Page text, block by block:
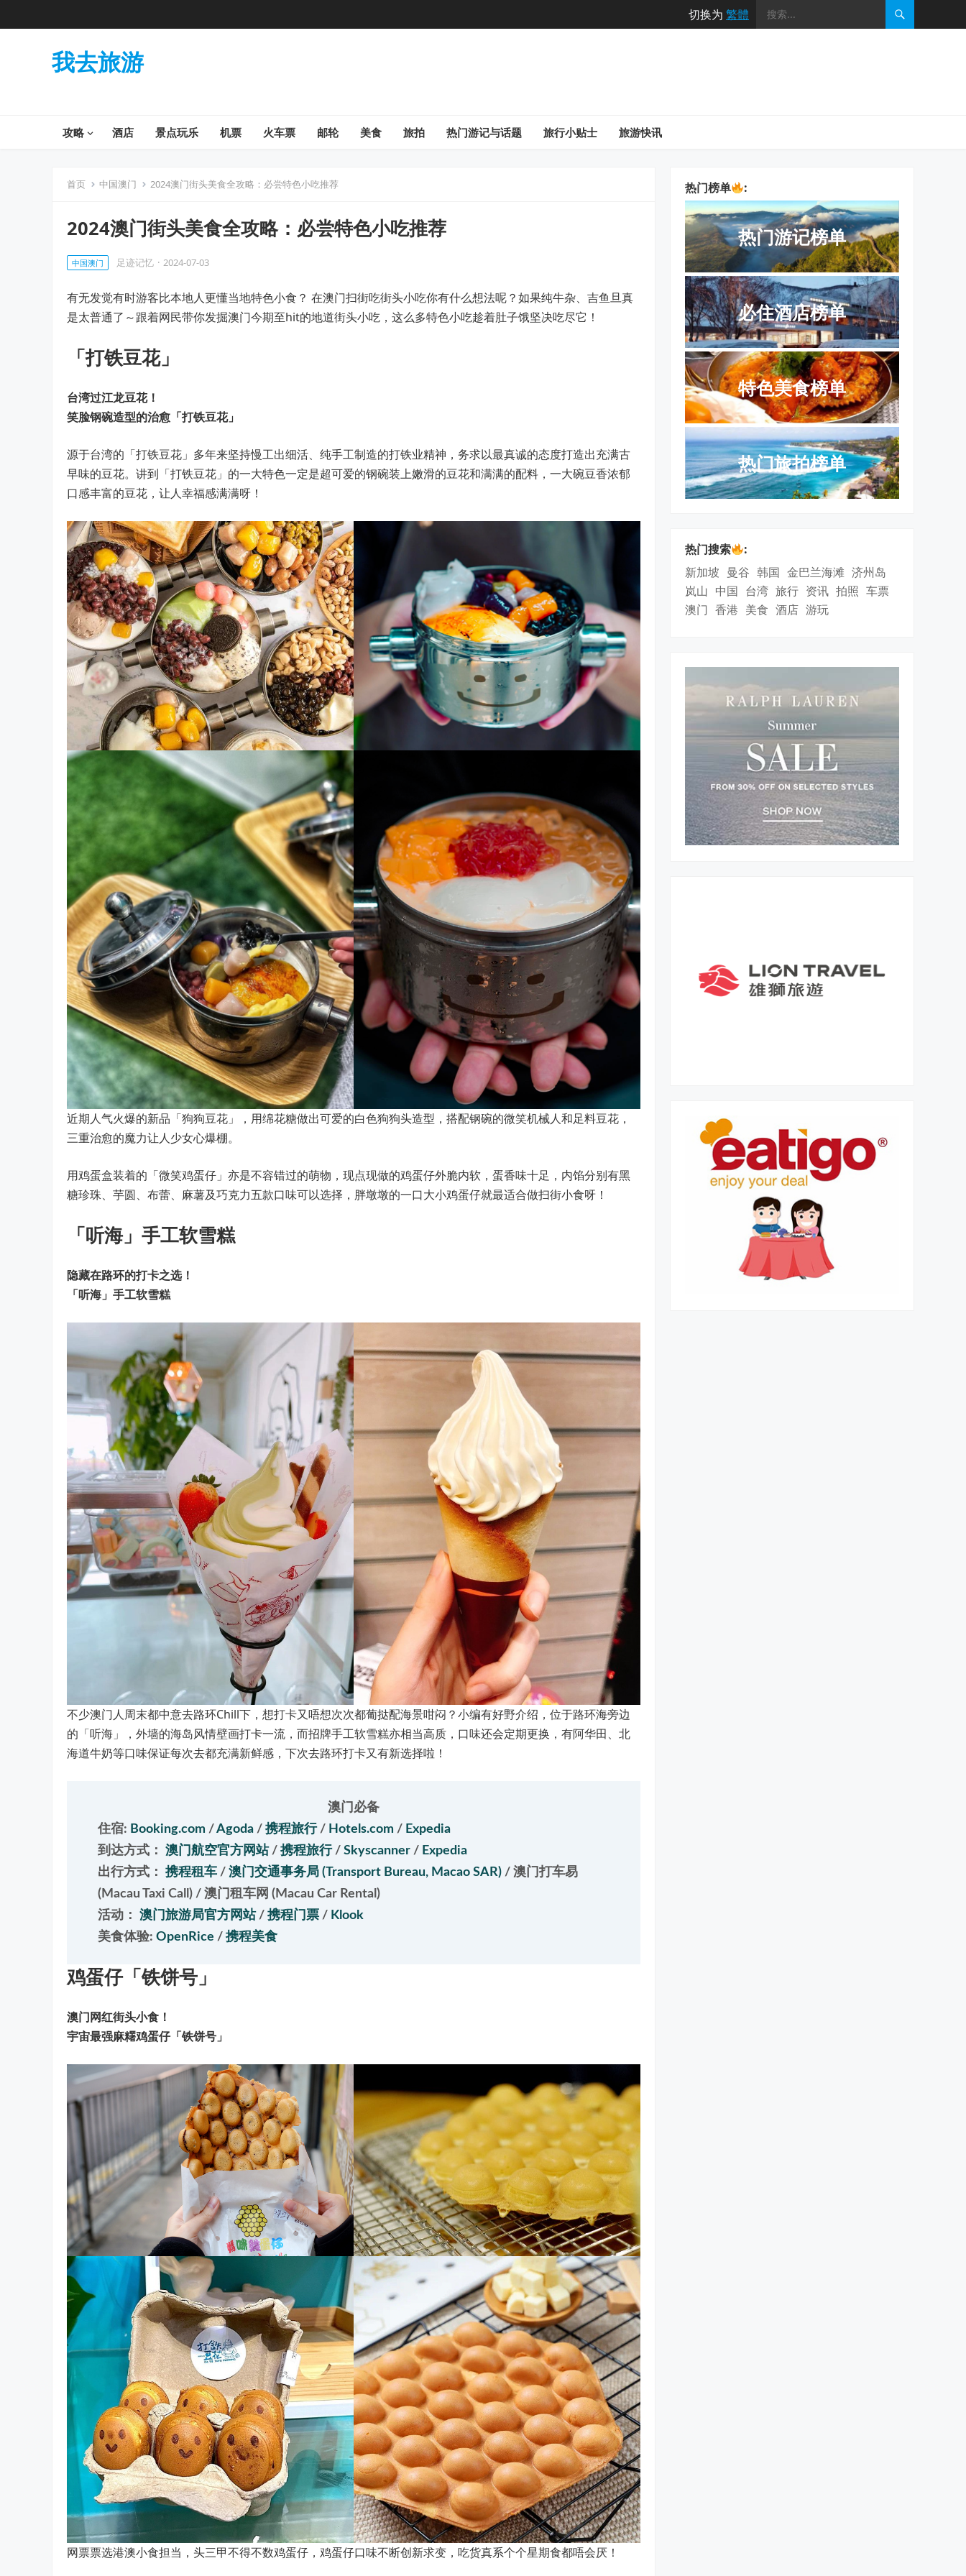
切换为 繁體
我去旅游
攻略 酒店 景点玩乐 机票 火车票 邮轮 美食 旅拍 热门游记与话题 旅行小贴士 旅游快讯
首页 中国澳门 2024澳门街头美食全攻略：必尝特色小吃推荐
2024澳门街头美食全攻略：必尝特色小吃推荐
中国澳门 足迹记忆 · 2024-07-03
有无发觉有时游客比本地人更懂当地特色小食？ 在澳门扫街吃街头小吃你有什么想法呢？如果纯牛杂、吉鱼旦真
是太普通了～跟着网民带你发掘澳门今期至hit的地道街头小吃，这么多特色小吃趁着肚子饿坚决吃尽它！
「打铁豆花」
台湾过江龙豆花！
笑脸钢碗造型的治愈「打铁豆花」
源于台湾的「打铁豆花」多年来坚持慢工出细活、纯手工制造的打铁业精神，务求以最真诚的态度打造出充满古
早味的豆花。讲到「打铁豆花」的一大特色一定是超可爱的钢碗装上嫩滑的豆花和满满的配料，一大碗豆香浓郁
口感丰富的豆花，让人幸福感满满呀！
近期人气火爆的新品「狗狗豆花」，用绵花糖做出可爱的白色狗狗头造型，搭配钢碗的微笑机械人和足料豆花，
三重治愈的魔力让人少女心爆棚。
用鸡蛋盒装着的「微笑鸡蛋仔」亦是不容错过的萌物，现点现做的鸡蛋仔外脆内软，蛋香味十足，内馅分别有黑
糖珍珠、芋圆、布蕾、麻薯及巧克力五款口味可以选择，胖墩墩的一口大小鸡蛋仔就最适合做扫街小食呀！
「听海」手工软雪糕
隐藏在路环的打卡之选！
「听海」手工软雪糕
不少澳门人周末都中意去路环Chill下，想打卡又唔想次次都葡挞配海景咁闷？小编有好野介绍，位于路环海旁边
的「听海」，外墙的海岛风情壁画打卡一流，而招牌手工软雪糕亦相当高质，口味还会定期更换，有阿华田、北
海道牛奶等口味保证每次去都充满新鲜感，下次去路环打卡又有新选择啦！
澳门必备
住宿: Booking.com / Agoda / 携程旅行 / Hotels.com / Expedia
到达方式： 澳门航空官方网站 / 携程旅行 / Skyscanner / Expedia
出行方式： 携程租车 / 澳门交通事务局 (Transport Bureau, Macao SAR) / 澳门打车易
(Macau Taxi Call) / 澳门租车网 (Macau Car Rental)
活动： 澳门旅游局官方网站 / 携程门票 / Klook
美食体验: OpenRice / 携程美食
鸡蛋仔「铁饼号」
澳门网红街头小食！
宇宙最强麻糬鸡蛋仔「铁饼号」
网票票选港澳小食担当，头三甲不得不数鸡蛋仔，鸡蛋仔口味不断创新求变，吃货真系个个星期食都唔会厌！
热门榜单 :
热门游记榜单
必住酒店榜单
特色美食榜单
热门旅拍榜单
热门搜索
:
新加坡 曼谷 韩国 金巴兰海滩 济州岛
岚山 中国 台湾 旅行 资讯 拍照 车票
澳门 香港 美食 酒店 游玩